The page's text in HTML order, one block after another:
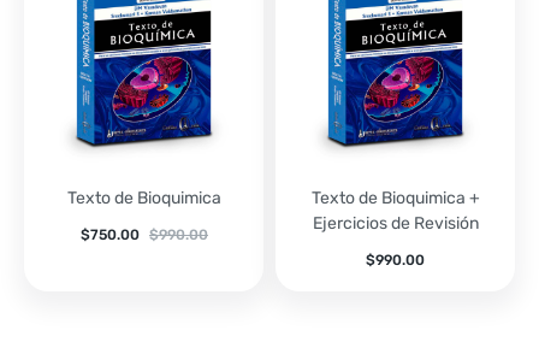
Texto de Bioquimica
$990.00
$750.00
Texto de Bioquimica +
Ejercicios de Revisión
$990.00